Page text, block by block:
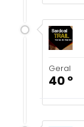
Geral
40 º